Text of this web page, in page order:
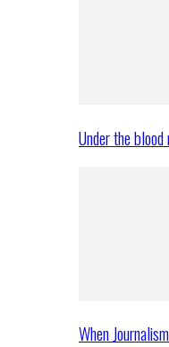
Under the blood
When